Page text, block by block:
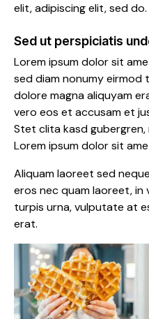
elit, adipiscing elit, sed do.
Sed ut perspiciatis
Lorem ipsum dolor sit
sed diam nonumy
dolore magna aliquyam
vero eos et accusam et
Stet clita kasd
Lorem ipsum dolor sit
Aliquam laoreet sed
eros nec quam laoreet, in
turpis urna, vulputate at
erat.